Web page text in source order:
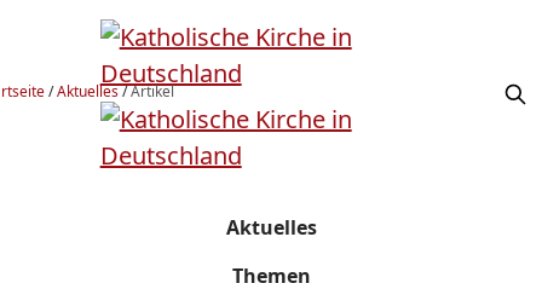
/Aktuelles/Artikel
Aktuelles
Themen